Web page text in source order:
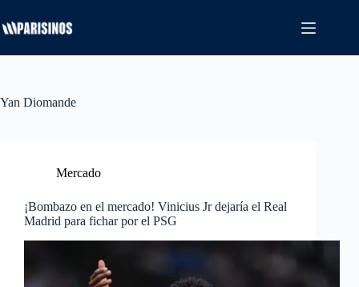
al
contenido
Yan Diomande
Mercado
¡Bombazo en el mercado! Vinicius Jr dejaría el Real
Madrid para fichar por el PSG